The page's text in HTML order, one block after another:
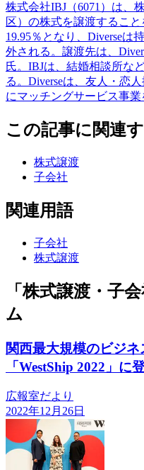
株式会社IBJ（6071）は、
区）の株式を譲渡するこ
19.95％となり、Diverseは
外される。譲渡先は、
氏。IBJは、結婚相談所な
る。Diverseは、友人・恋
にマッチングサービス事業
この記事に関連
株式譲渡
子会社
関連用語
子会社
株式譲渡
「株式譲渡・子
ム
関西最大規模のビジ
「WestShip 2022」に
広報室だより
2022年12月26日